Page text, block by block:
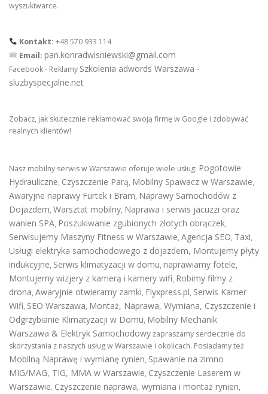
wyszukiwarce.
Kontakt: +48 570 933 114
Email: pan.konradwisniewski@gmail.com
Facebook - Reklamy Szkolenia adwords Warszawa -
sluzbyspecjalne.net
Zobacz, jak skutecznie reklamować swoją firmę w Google i zdobywać
realnych klientów!
Nasz mobilny serwis w Warszawie oferuje wiele usług: Pogotowie
Hydrauliczne, Czyszczenie Parą, Mobilny Spawacz w Warszawie,
Awaryjne naprawy Furtek i Bram, Naprawy Samochodów z
Dojazdem, Warsztat mobilny, Naprawa i serwis jacuzzi oraz
wanien SPA, Poszukiwanie zgubionych złotych obrączek,
Serwisujemy Maszyny Fitness w Warszawie, Agencja SEO, Taxi,
Usługi elektryka samochodowego z dojazdem, Montujemy płyty
indukcyjne, Serwis klimatyzacji w domu, naprawiamy fotele,
Montujemy wizjery z kamerą i kamery wifi, Robimy filmy z
drona, Awaryjnie otwieramy zamki, Flyxpress.pl, Serwis Kamer
Wifi, SEO Warszawa, Montaż, Naprawa, Wymiana, Czyszczenie i
Odgrzybianie Klimatyzacji w Domu, Mobilny Mechanik
Warszawa & Elektryk Samochodowy zapraszamy serdecznie do
skorzystania z naszych usług w Warszawie i okolicach. Posiadamy też
Mobilną Naprawę i wymianę rynien, Spawanie na zimno
MIG/MAG, TIG, MMA w Warszawie, Czyszczenie Laserem w
Warszawie. Czyszczenie naprawa, wymiana i montaż rynien,